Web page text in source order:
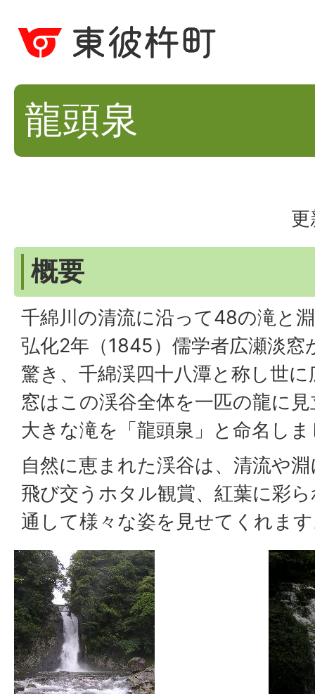
龍頭泉
概要
千綿川の清流に沿って48の滝と
弘化2年（1845）儒学者広瀬淡
驚き、千綿渓四十八潭と称し世
窓はこの渓谷全体を一匹の龍に
大きな滝を「龍頭泉」と命名し
自然に恵まれた渓谷は、清流や
飛び交うホタル観賞、紅葉に彩
通して様々な姿を見せてくれま